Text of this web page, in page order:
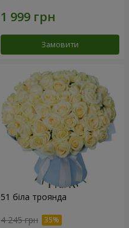
Замовити
51 біла троянда
4 245 грн